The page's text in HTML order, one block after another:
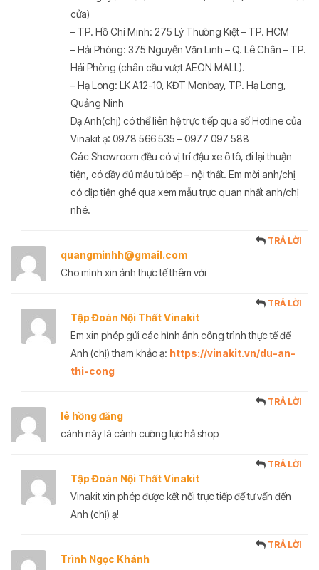
cửa)
– TP. Hồ Chí Minh: 275 Lý Thường Kiệt – TP. HCM
– Hải Phòng: 375 Nguyễn Văn Linh – Q. Lê Chân – TP.
Hải Phòng (chân cầu vượt AEON MALL).
– Hạ Long: LK A12-10, KĐT Monbay, TP. Hạ Long,
Quảng Ninh
Dạ Anh(chị) có thể liên hệ trực tiếp qua số Hotline của
Vinakit ạ: 0978 566 535 – 0977 097 588
Các Showroom đều có vị trí đậu xe ô tô, đi lại thuận
tiện, có đầy đủ mẫu tủ bếp – nội thất. Em mời anh/chị
có dịp tiện ghé qua xem mẫu trực quan nhất anh/chị
nhé.
quangminhh@gmail.com
TRẢ LỜI
Cho mình xin ảnh thực tế thêm với
Tập Đoàn Nội Thất Vinakit
TRẢ LỜI
Em xin phép gửi các hình ảnh công trình thực tế để
Anh (chị) tham khảo ạ: https://vinakit.vn/du-an-
thi-cong
lê hồng đăng
TRẢ LỜI
cánh này là cánh cường lực hả shop
Tập Đoàn Nội Thất Vinakit
TRẢ LỜI
Vinakit xin phép được kết nối trực tiếp để tư vấn đến
Anh (chị) ạ!
Trình Ngọc Khánh
TRẢ LỜI